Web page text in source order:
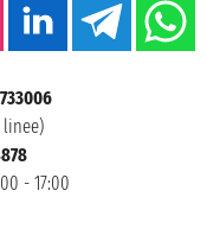
linee)
- 17:00